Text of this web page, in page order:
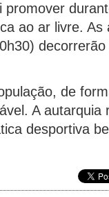
ao ar livre. As
de
A autarquia
desportiva